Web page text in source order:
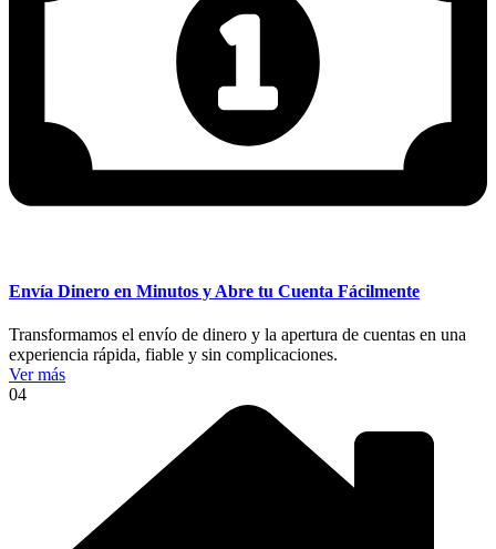
Envía Dinero en Minutos y Abre tu Cuenta Fácilmente
Transformamos el envío de dinero y la apertura de cuentas en una
experiencia rápida, fiable y sin complicaciones.
Ver más
04